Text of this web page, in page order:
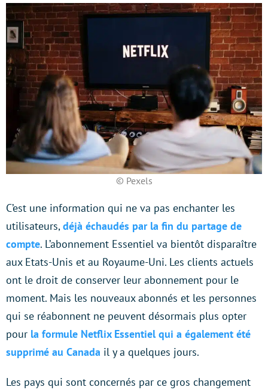
© Pexels
C’est une information qui ne va pas enchanter les
utilisateurs,déjà échaudés par la fin du partage de
compte. L’abonnement Essentiel va bientôt disparaître
aux Etats-Unis et au Royaume-Uni. Les clients actuels
ont le droit de conserver leur abonnement pour le
moment. Mais les nouveaux abonnés et les personnes
qui se réabonnent ne peuvent désormais plus opter
pour la formule Netflix Essentiel qui a également été
supprimé au Canada il y a quelques jours.
Les pays qui sont concernés par ce gros changement